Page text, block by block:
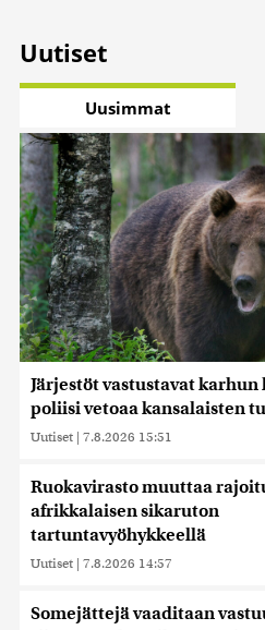
Uutiset
Uusimmat
Järjestöt vastustavat
poliisi vetoaa kansalaisten
Uutiset | 7.8.2026 15:51
Ruokavirasto muuttaa
afrikkalaisen sikaruton
tartuntavyöhykkeellä
Uutiset | 7.8.2026 14:57
Somejättejä vaaditaan